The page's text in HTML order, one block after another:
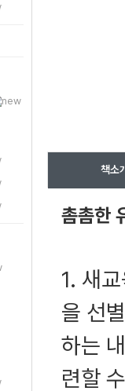
책소
촘촘한
1. 새
을 선
하는
련할